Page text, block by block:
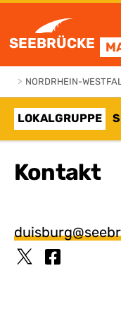
SEEBRÜCKE
> NORDRHEIN-
LOKALGRUPPE
Kontakt